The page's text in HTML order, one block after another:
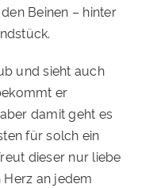
Beinen – hinter
und sieht auch
er
damit geht es
für solch ein
dieser nur liebe
Herz an jedem